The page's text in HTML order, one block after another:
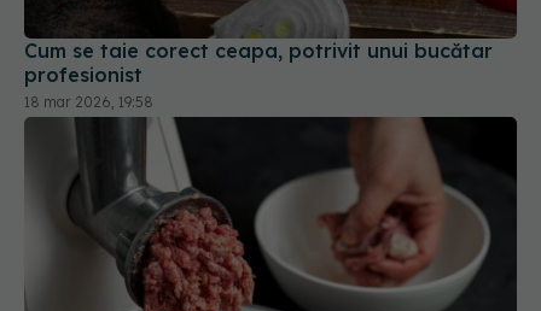
Cum se taie corect ceapa, potrivit unui bucătar
profesionist
18 mar 2026, 19:58